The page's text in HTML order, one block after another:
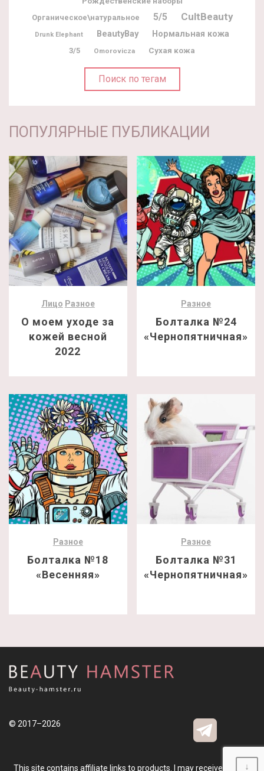
Органическое\натуральное 5/5 CultBeauty
Drunk Elephant BeautyBay Нормальная кожа
3/5 Omorovicza Сухая кожа
Поиск по тегам
ПОПУЛЯРНЫЕ ПУБЛИКАЦИИ
Лицо Разное
О моем уходе за
кожей весной
2022
Разное
Болталка №24
«Чернопятничная»
Разное
Болталка №18
«Весенняя»
Разное
Болталка №31
«Чернопятничная»
© 2017–2026
This site contains affiliate links to products. I may receive a small↓